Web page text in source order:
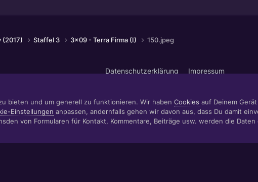
(2017) Staffel 3 3x09 - Terra Firma (I) 150.jpeg
Datenschutzerklärung Impressum
Powered by Invision Community
bieten und um generell zu funktionieren. Wir haben Cookies auf Deinem
Einstellungen anpassen, andernfalls gehen wir davon aus, dass Du damit
von Formularen für Kontakt, Kommentare, Beiträge usw. werden die Daten